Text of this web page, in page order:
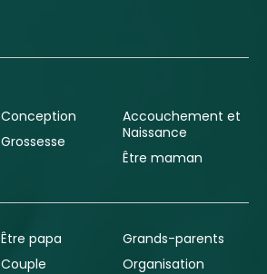
Conception
Grossesse
Accouchement et
Naissance
Être maman
Être papa
Couple
Grands-parents
Organisation